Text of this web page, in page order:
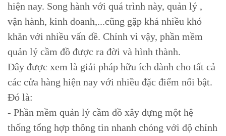
hiện nay. Song hành với quá trình này, quản lý ,
vận hành, kinh doanh,...cũng gặp khá nhiều khó
khăn với nhiều vấn đề. Chính vì vậy, phần mềm
quản lý cầm đồ được ra đời và hình thành.
Đây được xem là giải pháp hữu ích dành cho tất cả
các cửa hàng hiện nay với nhiều đặc điểm nổi bật.
Đó là:
- Phần mềm quản lý cầm đồ xây dựng một hệ
thống tổng hợp thông tin nhanh chóng với độ chính